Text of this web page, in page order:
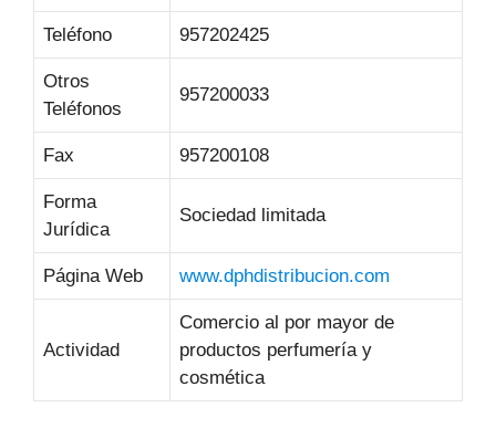
Teléfono 957202425
Otros
Teléfonos
957200033
Fax 957200108
Forma
Jurídica
Sociedad limitada
Página Web www.dphdistribucion.com
Actividad
Comercio al por mayor de
productos perfumería y
cosmética